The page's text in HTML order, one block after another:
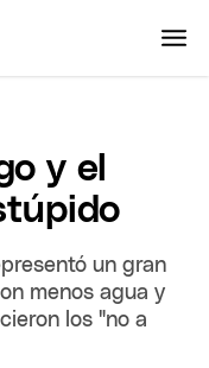
y el
un gran
menos agua y
los "no a